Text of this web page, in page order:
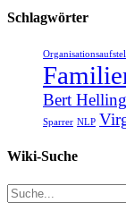
Schlagwörter
Bert
Sparrer NLP
Wiki-Suche
Suchen